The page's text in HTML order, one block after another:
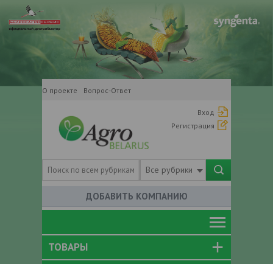
О проекте Вопрос-Ответ
Вход
Регистрация
Все рубрики
ДОБАВИТЬ КОМПАНИЮ
ТОВАРЫ